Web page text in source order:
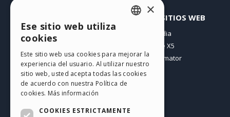
Mis post
Mis download
Espacio Web
Mis Créditos
OTROS SITIOS WEB
Incomedia
WebSite X5
WebAnimator
GERMAN
SPANISH
×
Ese sitio web utiliza
cookies
Este sitio web usa cookies para mejorar la
experiencia del usuario. Al utilizar nuestro
sitio web, usted acepta todas las cookies
de acuerdo con nuestra Política de
cookies. Más información
COOKIES ESTRICTAMENTE